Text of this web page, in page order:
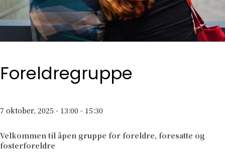
Foreldregruppe
7 oktober, 2025 - 13:00 - 15:30
Velkommen til åpen gruppe for foreldre, foresatte og
fosterforeldre